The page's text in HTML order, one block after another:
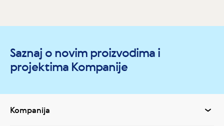
Saznaj o novim proizvodima i
projektima Kompanije
Kompanija